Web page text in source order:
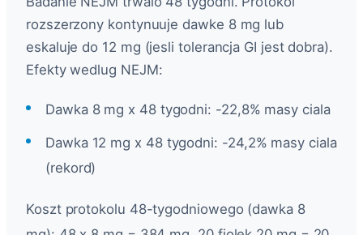
rozszerzony kontynuuje dawke 8 mg lub
eskaluje do 12 mg (jesli tolerancja GI jest dobra).
Efekty wedlug NEJM:
Dawka 8 mg x 48 tygodni: -22,8% masy ciala
Dawka 12 mg x 48 tygodni: -24,2% masy ciala
(rekord)
Koszt protokolu 48-tygodniowego (dawka 8